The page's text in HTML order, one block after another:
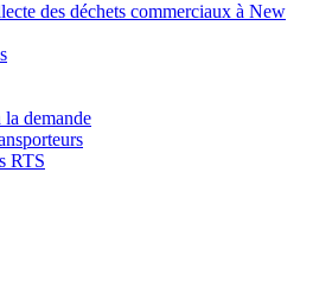
des déchets commerciaux à New
la demande
RTS